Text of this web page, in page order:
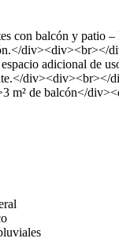
con balcón y patio
div><div><br></
adicional de
div><div><br></
m² de balcón</